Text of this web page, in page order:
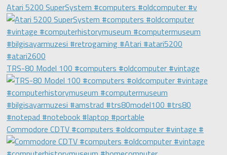
Atari 5200 SuperSystem #computers #oldcomputer #v
TRS-80 Model 100 #computers #oldcomputer #vintage
Commodore CDTV #computers #oldcomputer #vintage #